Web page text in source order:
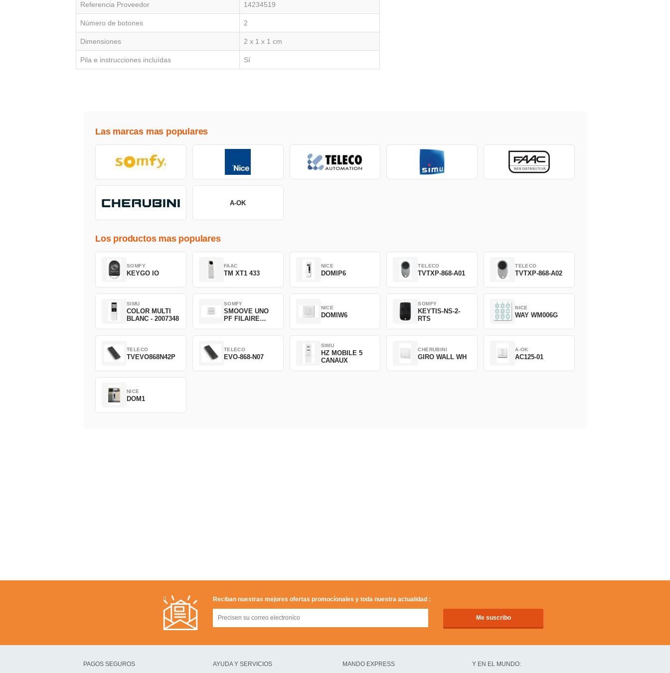
Referencia Proveedor 14234519
Número de botones 2
Dimensiones 2 x 1 x 1 cm
Pila e instrucciones incluídas Sí
Las marcas mas populares
A-OK
Los productos mas populares
SOMFY
KEYGO IO
FAAC
TM XT1 433
NICE
DOMIP6
TELECO
TVTXP-868-A01
TELECO
TVTXP-868-A02
SIMU
COLOR MULTI
BLANC - 2007348
SOMFY
SMOOVE UNO
PF FILAIRE
NICE
DOMIW6
SOMFY
KEYTIS-NS-2-
RTS
NICE
WAY WM006G
TELECO
TVEVO868N42P
TELECO
EVO-868-N07
SIMU
HZ MOBILE 5
CANAUX
CHERUBINI
GIRO WALL WH
A-OK
AC125-01
NICE
DOM1
Reciban nuestras mejores ofertas promocíonales y toda nuestra actualidad :
PAGOS SEGUROS AYUDA Y SERVICIOS MANDO EXPRESS Y EN EL MUNDO: